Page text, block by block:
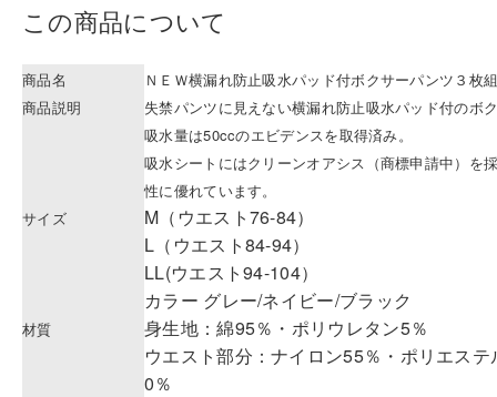
この商品について
商品名
ＮＥＷ横漏れ防止吸水パッド付ボクサーパンツ３枚
商品説明
失禁パンツに見えない横漏れ防止吸水パッド付のボ
吸水量は50ccのエビデンスを取得済み。
吸水シートにはクリーンオアシス（商標申請中）を
性に優れています。
サイズ
M（ウエスト76-84）
L（ウエスト84-94）
LL(ウエスト94-104）
カラー グレー/ネイビー/ブラック
材質
身生地：綿95％・ポリウレタン5％
ウエスト部分：ナイロン55％・ポリエス
0％